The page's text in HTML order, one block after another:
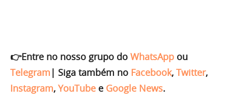
👉Entre no nosso grupo do WhatsApp ou
Telegram | Siga também no Facebook, Twitter,
Instagram, YouTube e Google News.